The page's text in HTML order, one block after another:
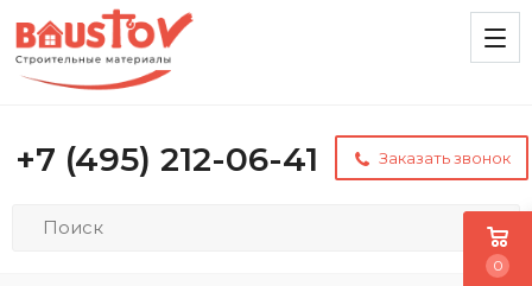
+7 (495) 212-06-41 Заказать звонок
0